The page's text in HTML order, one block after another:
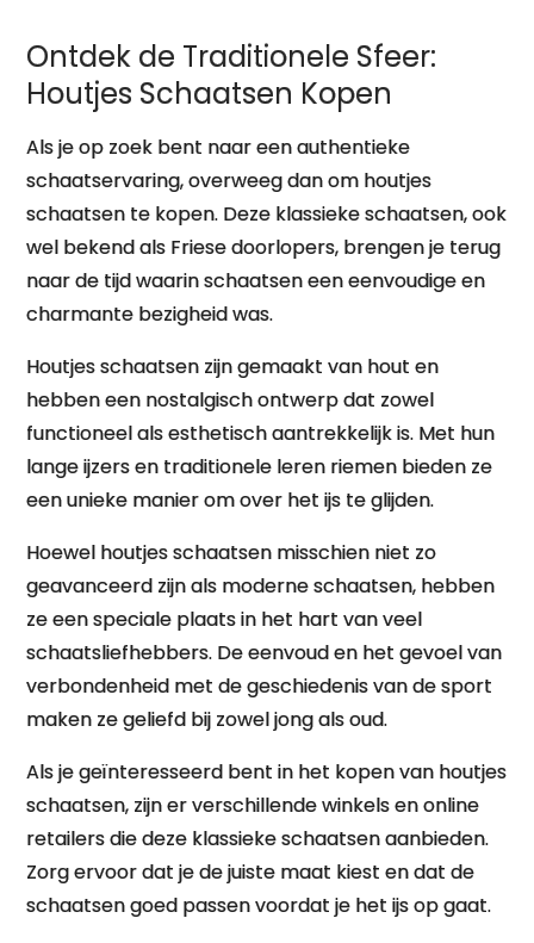
Ontdek de Traditionele Sfeer:
Houtjes Schaatsen Kopen
Als je op zoek bent naar een authentieke
schaatservaring, overweeg dan om houtjes
schaatsen te kopen. Deze klassieke schaatsen, ook
wel bekend als Friese doorlopers, brengen je terug
naar de tijd waarin schaatsen een eenvoudige en
charmante bezigheid was.
Houtjes schaatsen zijn gemaakt van hout en
hebben een nostalgisch ontwerp dat zowel
functioneel als esthetisch aantrekkelijk is. Met hun
lange ijzers en traditionele leren riemen bieden ze
een unieke manier om over het ijs te glijden.
Hoewel houtjes schaatsen misschien niet zo
geavanceerd zijn als moderne schaatsen, hebben
ze een speciale plaats in het hart van veel
schaatsliefhebbers. De eenvoud en het gevoel van
verbondenheid met de geschiedenis van de sport
maken ze geliefd bij zowel jong als oud.
Als je geïnteresseerd bent in het kopen van houtjes
schaatsen, zijn er verschillende winkels en online
retailers die deze klassieke schaatsen aanbieden.
Zorg ervoor dat je de juiste maat kiest en dat de
schaatsen goed passen voordat je het ijs op gaat.